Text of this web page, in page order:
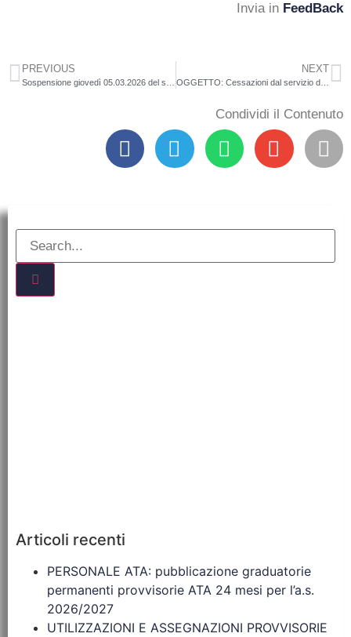
Invia in FeedBack
PREVIOUS NEXT
OGGETTO: Cessazioni dal servizio del personale scolastico dal 1° settembre 2026. Circolare prot.AOODGPER 205851 del 25 settembre 2025. Proroga del termine finale del periodo di sperimentazionedell’APE sociale al 31 dicembre 2026.
Condividi il Contenuto
Articoli recenti
PERSONALE ATA: pubblicazione graduatorie
permanenti provvisorie ATA 24 mesi per l’a.s.
2026/2027
UTILIZZAZIONI E ASSEGNAZIONI PROVVISORIE